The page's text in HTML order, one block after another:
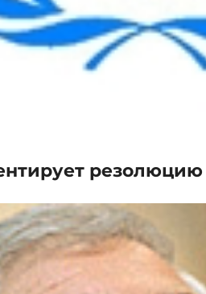
резолюцию